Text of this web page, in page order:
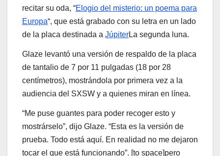
recitar su oda, “Elogio del misterio: un poema para
Europa“, que está grabado con su letra en un lado
de la placa destinada a JúpiterLa segunda luna.
Glaze levantó una versión de respaldo de la placa
de tantalio de 7 por 11 pulgadas (18 por 28
centímetros), mostrándola por primera vez a la
audiencia del SXSW y a quienes miran en línea.
“Me puse guantes para poder recoger esto y
mostrárselo”, dijo Glaze. “Esta es la versión de
prueba. Todo está aquí. En realidad no me dejaron
tocar el que está funcionando”. [to space]pero